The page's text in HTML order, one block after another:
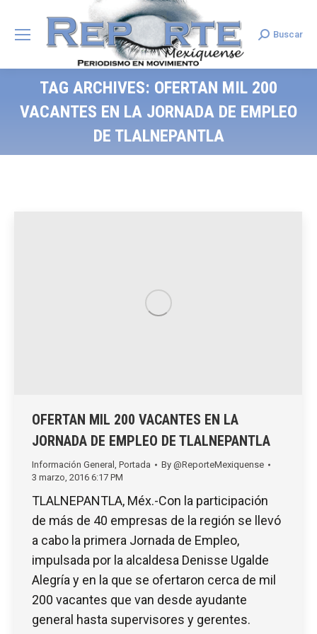
Search:
Buscar
TAG ARCHIVES: OFERTAN MIL 200
VACANTES EN LA JORNADA DE EMPLEO
DE TLALNEPANTLA
OFERTAN MIL 200 VACANTES EN LA
JORNADA DE EMPLEO DE TLALNEPANTLA
Información General , Portada By @ReporteMexiquense
3 marzo, 2016 6:17 PM
TLALNEPANTLA, Méx.-Con la participación
de más de 40 empresas de la región se llevó
a cabo la primera Jornada de Empleo,
impulsada por la alcaldesa Denisse Ugalde
Alegría y en la que se ofertaron cerca de mil
200 vacantes que van desde ayudante
general hasta supervisores y gerentes.